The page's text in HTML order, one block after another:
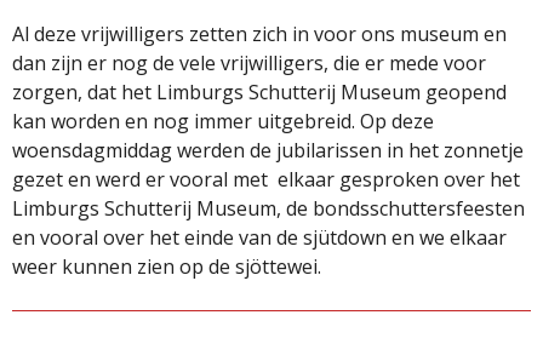
Al deze vrijwilligers zetten zich in voor ons museum en
dan zijn er nog de vele vrijwilligers, die er mede voor
zorgen, dat het Limburgs Schutterij Museum geopend
kan worden en nog immer uitgebreid. Op deze
woensdagmiddag werden de jubilarissen in het zonnetje
gezet en werd er vooral met elkaar gesproken over het
Limburgs Schutterij Museum, de bondsschuttersfeesten
en vooral over het einde van de sjütdown en we elkaar
weer kunnen zien op de sjöttewei.